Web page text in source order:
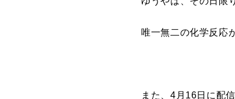
唯一無二の化学反応
また、4月16日に配